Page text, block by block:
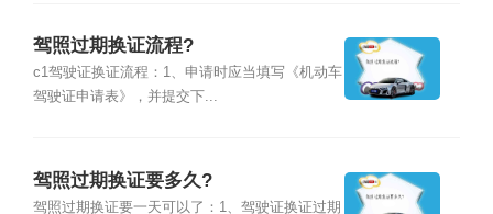
驾照过期换证流程?
c1驾驶证换证流程：1、申请时应当填写《机动车
驾驶证申请表》，并提交下...
驾照过期换证要多久?
驾照过期换证要一天可以了：1、驾驶证换证过期